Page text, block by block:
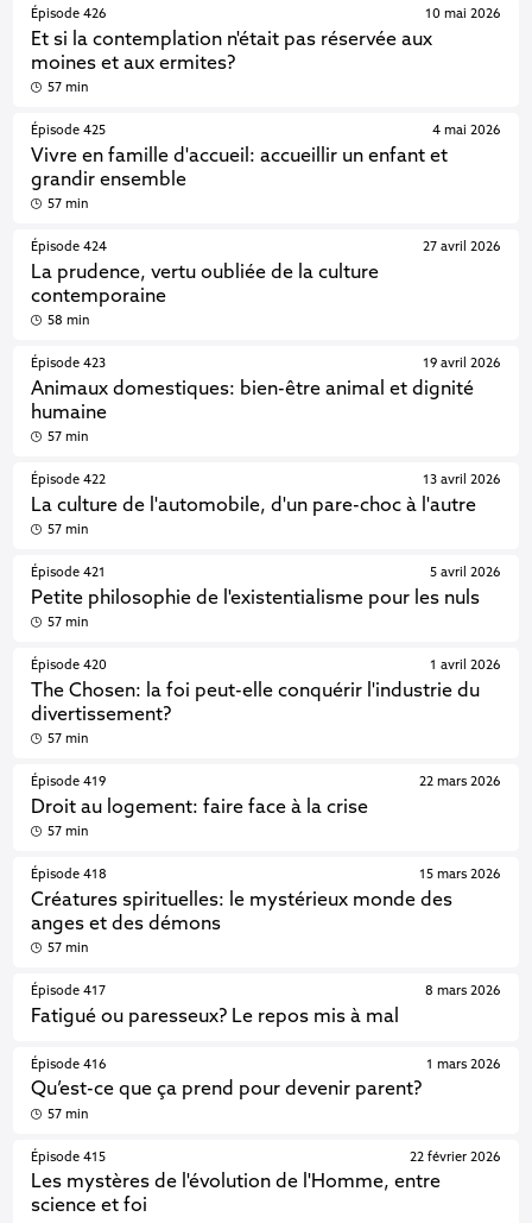
Épisode 426
Et si la contemplation n'était pas réservée aux
moines et aux ermites?
10 mai 2026
57 min
Épisode 425
Vivre en famille d'accueil: accueillir un enfant et
grandir ensemble
4 mai 2026
57 min
Épisode 424
La prudence, vertu oubliée de la culture
contemporaine
27 avril 2026
58 min
Épisode 423
Animaux domestiques: bien-être animal et dignité
humaine
19 avril 2026
57 min
Épisode 422
La culture de l'automobile, d'un pare-choc à l'autre
13 avril 2026
57 min
Épisode 421
Petite philosophie de l'existentialisme pour les nuls
5 avril 2026
57 min
Épisode 420
The Chosen: la foi peut-elle conquérir l'industrie du
divertissement?
1 avril 2026
57 min
Épisode 419
Droit au logement: faire face à la crise
22 mars 2026
57 min
Épisode 418
Créatures spirituelles: le mystérieux monde des
anges et des démons
15 mars 2026
57 min
Épisode 417
Fatigué ou paresseux? Le repos mis à mal
8 mars 2026
Épisode 416
Qu’est-ce que ça prend pour devenir parent?
1 mars 2026
57 min
Épisode 415
Les mystères de l'évolution de l'Homme, entre
science et foi
22 février 2026